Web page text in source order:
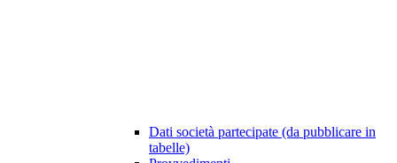
Dati società partecipate (da pubblicare in
tabelle)